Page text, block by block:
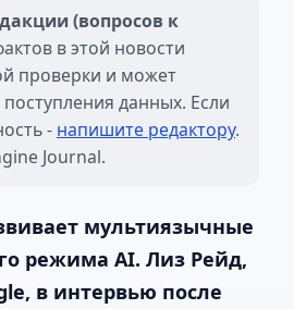
(вопросов к
в этой новости
проверки и может
данных. Если
- напишите редактору.
Journal.
мультиязычные
режима AI. Лиз Рейд,
в интервью после